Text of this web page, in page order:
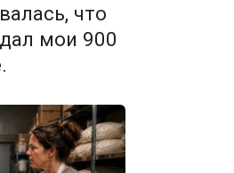
что
мои 900